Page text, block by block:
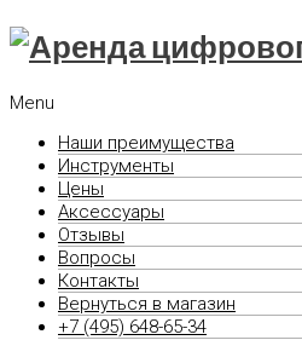
Menu
Наши преимущества
Инструменты
Цены
Аксессуары
Отзывы
Вопросы
Контакты
Вернуться в магазин
+7 (495) 648-65-34